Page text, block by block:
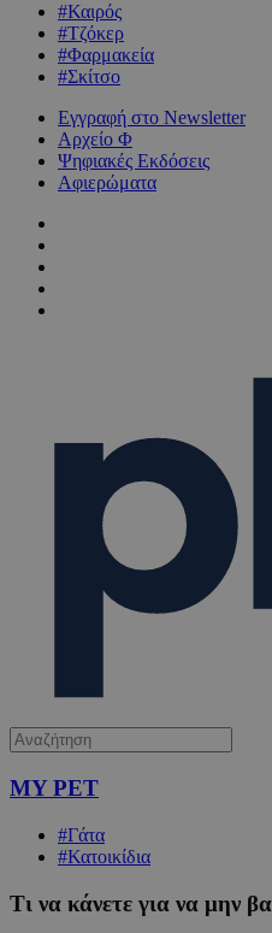
#Καιρός
#Τζόκερ
#Φαρμακεία
#Σκίτσο
Εγγραφή στο Newsletter
Αρχείο Φ
Ψηφιακές Εκδόσεις
Αφιερώματα
MY PET
#Γάτα
#Κατοικίδια
Τι να κάνετε για να μην